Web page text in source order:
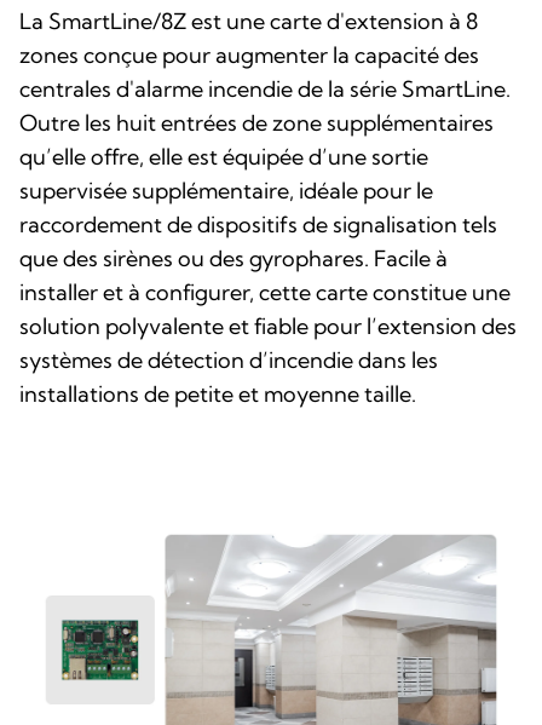
La SmartLine/8Z est une carte d'extension à 8
zones conçue pour augmenter la capacité des
centrales d'alarme incendie de la série SmartLine.
Outre les huit entrées de zone supplémentaires
qu’elle offre, elle est équipée d’une sortie
supervisée supplémentaire, idéale pour le
raccordement de dispositifs de signalisation tels
que des sirènes ou des gyrophares. Facile à
installer et à configurer, cette carte constitue une
solution polyvalente et fiable pour l’extension des
systèmes de détection d’incendie dans les
installations de petite et moyenne taille.